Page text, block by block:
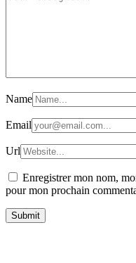
Name
Email
Url
Enregistrer mon nom,
pour mon prochain